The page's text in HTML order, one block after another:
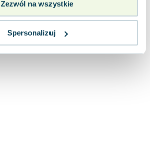
Zezwól na wszystkie
Spersonalizuj